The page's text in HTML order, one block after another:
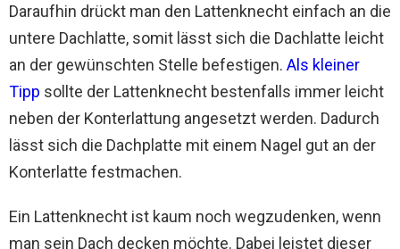
Daraufhin drückt man den Lattenknecht einfach an die
untere Dachlatte, somit lässt sich die Dachlatte leicht
an der gewünschten Stelle befestigen. Als kleiner
Tipp sollte der Lattenknecht bestenfalls immer leicht
neben der Konterlattung angesetzt werden. Dadurch
lässt sich die Dachplatte mit einem Nagel gut an der
Konterlatte festmachen.
Ein Lattenknecht ist kaum noch wegzudenken, wenn
man sein Dach decken möchte. Dabei leistet dieser